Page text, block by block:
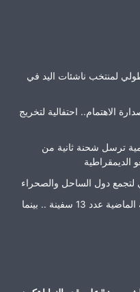
لمنتخب ناشئات اليد في
الاهتمام.. احتفالية لتخريج
ترسل شحنة ثانية من
الديمقراطية
لتجمع دول الساحل والصحراء
ميناء_دمياط استقبل خلال الـ 24 ساعة الماضية عدد 13 سفينة .. بينما